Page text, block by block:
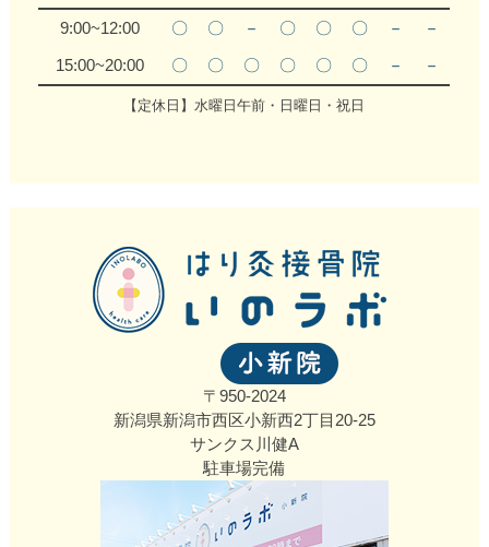
9:00~12:00 〇 〇 － 〇 〇 〇 －
－
15:00~20:00
〇 〇 〇 〇 〇 〇 － －
【定休日】水曜日午前・日曜日・祝日
〒950-2024
新潟県新潟市西区小新西2丁目20‐25
サンクス川健A
駐車場完備